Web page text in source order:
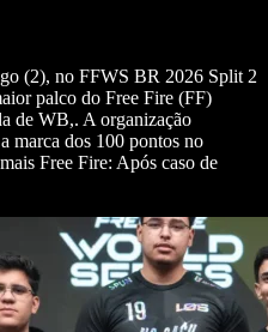
(2), no FFWS BR 2026 Split 2
palco do Free Fire (FF)
de WB,. A organização
marca dos 100 pontos no
Free Fire: Após caso de